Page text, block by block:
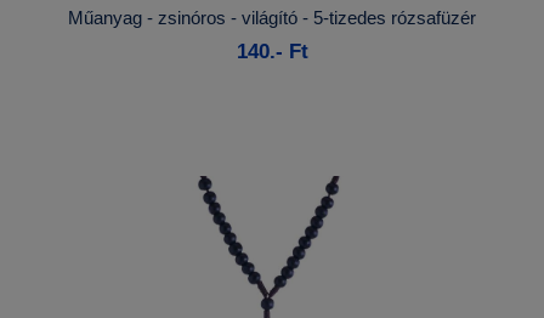
Kosárba
Műanyag - zsinóros - világító - 5-tizedes rózsafüzér
140.- Ft